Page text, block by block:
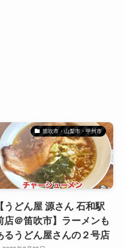
笛吹市・山梨市・甲州市
【うどん屋 源さん 石和駅
店＠笛吹市】ラーメンも
るうどん屋さんの２号店